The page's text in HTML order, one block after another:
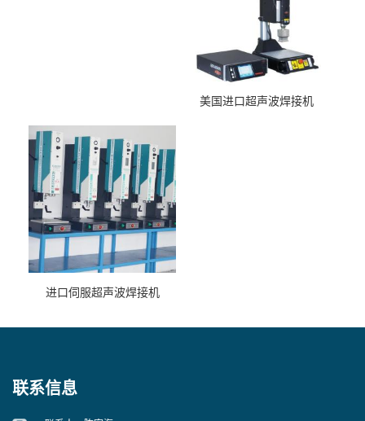
美国进口超声波焊接机
进口伺服超声波焊接机
联系信息